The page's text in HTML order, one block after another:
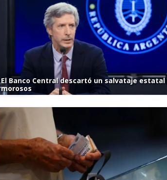
El Banco Central descartó un salvataje estatal
morosos